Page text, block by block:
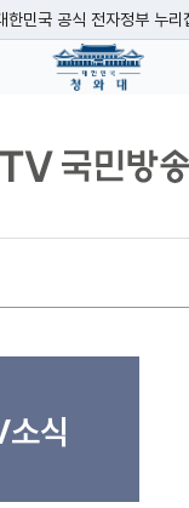
한민국 공식 전자정부 누리
소 확인하기
.kr등 다른 도메인 주소
누리집보기
식